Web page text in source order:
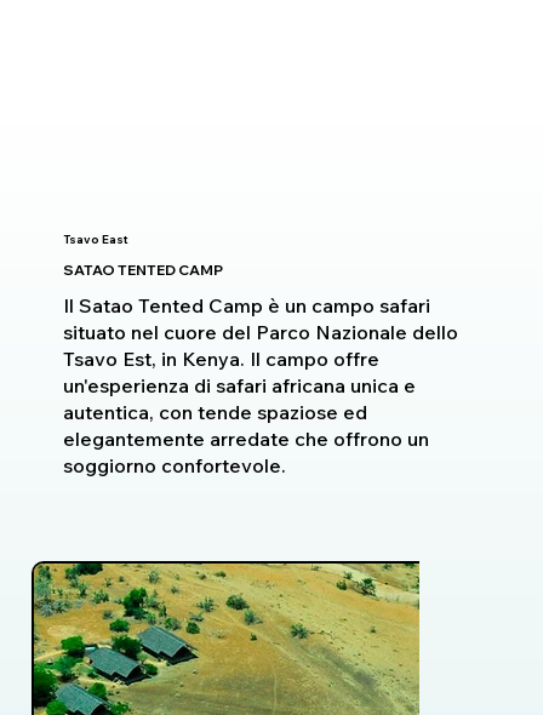
Tsavo East
SATAO TENTED CAMP
Il Satao Tented Camp è un campo safari
situato nel cuore del Parco Nazionale dello
Tsavo Est, in Kenya. Il campo offre
un'esperienza di safari africana unica e
autentica, con tende spaziose ed
elegantemente arredate che offrono un
soggiorno confortevole.